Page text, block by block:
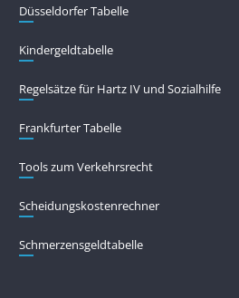
Düsseldorfer Tabelle
Kindergeldtabelle
Regelsätze für Hartz IV und Sozialhilfe
Frankfurter Tabelle
Tools zum Verkehrsrecht
Scheidungskostenrechner
Schmerzensgeldtabelle